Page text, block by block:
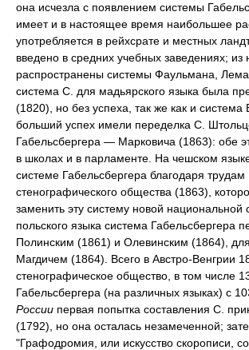
она исчезла с появлением системы
имеет и в настоящее время наибольшее
употребляется в рейхсрате и местных
введено в средних учебных заведениях; из
распространены системы Фаульмана,
система С. для мадьярского языка была
(1820), но без успеха, так же как и система
больший успех имели переделка С.
Габельсбергера — Марковича (1863): обе
в школах и в парламенте. На чешском
системе Габельсбергера благодаря трудам
стенографического общества (1863),
заменить эту систему новой национальной
польского языка система Габельсбергера
Полинским (1861) и Олевинским (1864),
Магдичем (1864). Всего в Австро-Венгрии
стенографическое общество, в том числе
Габельсбергера (на различных языках) с
России первая попытка составления С.
(1792), но она осталась незамеченной;
"Графодромия, или искусство скорописи,